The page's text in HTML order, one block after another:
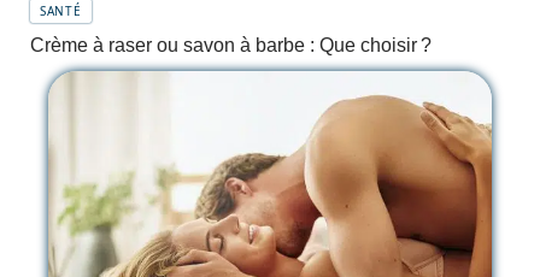
SANTÉ
Crème à raser ou savon à barbe : Que choisir ?